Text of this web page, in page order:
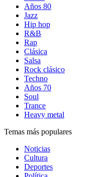
Años 80
Jazz
Hip hop
R&B
Rap
Clásica
Salsa
Rock clásico
Techno
Años 70
Soul
Trance
Heavy metal
Temas más populares
Noticias
Cultura
Deportes